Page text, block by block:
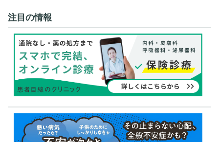
注目の情報